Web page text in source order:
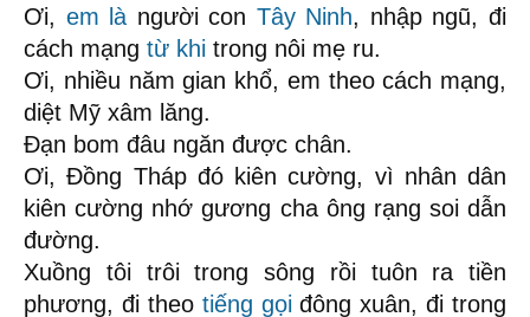
Ơi, em là người con Tây Ninh, nhập ngũ, đi
cách mạng từ khi trong nôi mẹ ru.
Ơi, nhiều năm gian khổ, em theo cách mạng,
diệt Mỹ xâm lăng.
Đạn bom đâu ngăn được chân.
Ơi, Đồng Tháp đó kiên cường, vì nhân dân
kiên cường nhớ gương cha ông rạng soi dẫn
đường.
Xuồng tôi trôi trong sông rồi tuôn ra tiền
phương, đi theo tiếng gọi đông xuân, đi trong